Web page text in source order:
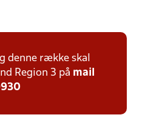
denne række skal
Region 3 på mail